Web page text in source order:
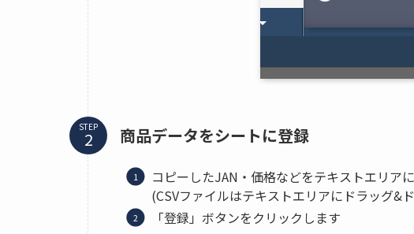
STEP 商品データをシートに登録
コピーしたJAN・価格などをテキストエリア
(CSVファイルはテキストエリアにドラッグ&
「登録」ボタンをクリックします